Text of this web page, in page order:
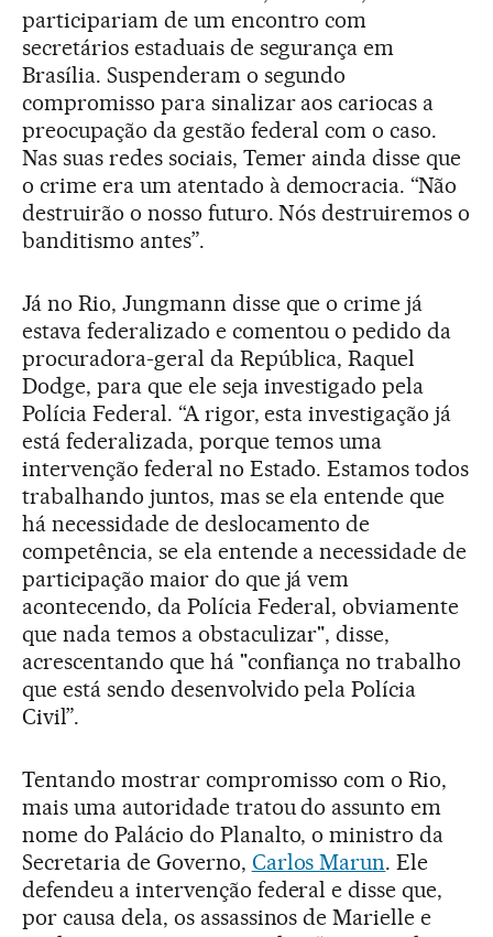
participariam de um encontro com
secretários estaduais de segurança em
Brasília. Suspenderam o segundo
compromisso para sinalizar aos cariocas a
preocupação da gestão federal com o caso.
Nas suas redes sociais, Temer ainda disse que
o crime era um atentado à democracia. “Não
destruirão o nosso futuro. Nós destruiremos o
banditismo antes”.
Já no Rio, Jungmann disse que o crime já
estava federalizado e comentou o pedido da
procuradora-geral da República, Raquel
Dodge, para que ele seja investigado pela
Polícia Federal. “A rigor, esta investigação já
está federalizada, porque temos uma
intervenção federal no Estado. Estamos todos
trabalhando juntos, mas se ela entende que
há necessidade de deslocamento de
competência, se ela entende a necessidade de
participação maior do que já vem
acontecendo, da Polícia Federal, obviamente
que nada temos a obstaculizar", disse,
acrescentando que há "confiança no trabalho
que está sendo desenvolvido pela Polícia
Civil”.
Tentando mostrar compromisso com o Rio,
mais uma autoridade tratou do assunto em
nome do Palácio do Planalto, o ministro da
Secretaria de Governo, Carlos Marun. Ele
defendeu a intervenção federal e disse que,
por causa dela, os assassinos de Marielle e